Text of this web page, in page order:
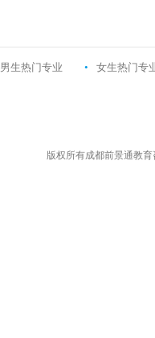
男生热门专业 • 女生热门专
版权所有成都前景通教